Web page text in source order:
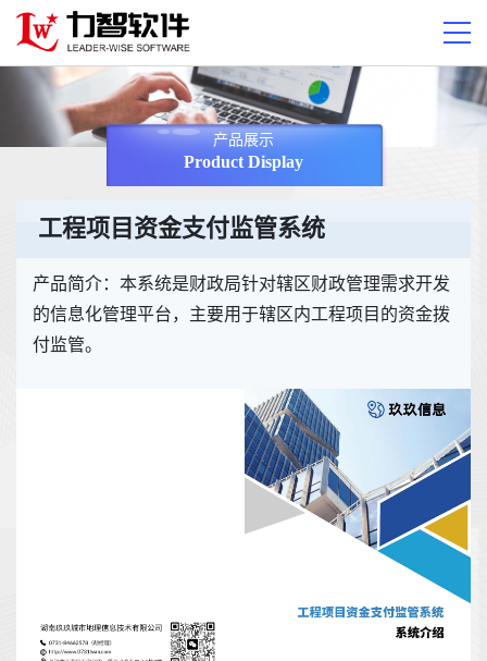
产品展示
Product Display
工程项目资金支付监管系统
产品简介：本系统是财政局针对辖区财政管理需求开发
的信息化管理平台，主要用于辖区内工程项目的资金拨
付监管。